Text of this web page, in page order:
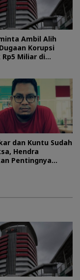
Ambil Alih
Korupsi
Rp5 Miliar di
dan Kuntu Sudah
Hendra
Pentingnya